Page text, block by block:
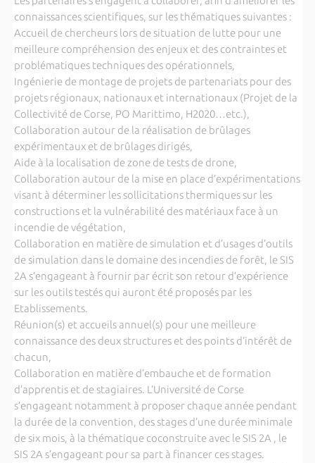
connaissances scientifiques, sur les thématiques suivantes :
Accueil de chercheurs lors de situation de lutte pour une
meilleure compréhension des enjeux et des contraintes et
problématiques techniques des opérationnels,
Ingénierie de montage de projets de partenariats pour des
projets régionaux, nationaux et internationaux (Projet de la
Collectivité de Corse, PO Marittimo, H2020…etc.),
Collaboration autour de la réalisation de brûlages
expérimentaux et de brûlages dirigés,
Aide à la localisation de zone de tests de drone,
Collaboration autour de la mise en place d’expérimentations
visant à déterminer les sollicitations thermiques sur les
constructions et la vulnérabilité des matériaux face à un
incendie de végétation,
Collaboration en matière de simulation et d’usages d’outils
de simulation dans le domaine des incendies de forêt, le SIS
2A s’engageant à fournir par écrit son retour d’expérience
sur les outils testés qui auront été proposés par les
Etablissements.
Réunion(s) et accueils annuel(s) pour une meilleure
connaissance des deux structures et des points d’intérêt de
chacun,
Collaboration en matière d’embauche et de formation
d’apprentis et de stagiaires. L’Université de Corse
s’engageant notamment à proposer chaque année pendant
la durée de la convention, des stages d’une durée minimale
de six mois, à la thématique coconstruite avec le SIS 2A , le
SIS 2A s’engageant pour sa part à financer ces stages.